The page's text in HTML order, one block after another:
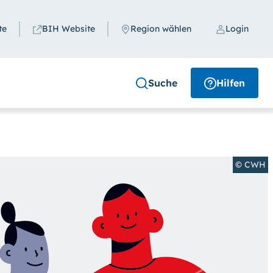
BIH Website Region wählen
Schließen
Login
Suche Hilfen
Suche schließen
(Klicken Sie dazu beiKontrast
Schriftgröße das Feld großanwählen.)
© CWH